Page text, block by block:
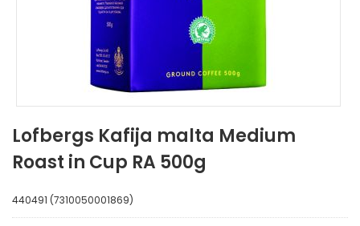
Lofbergs Kafija malta Medium
Roast in Cup RA 500g
440491 (7310050001869)